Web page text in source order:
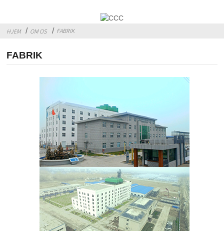
HJEM OM OS FABRIK
FABRIK